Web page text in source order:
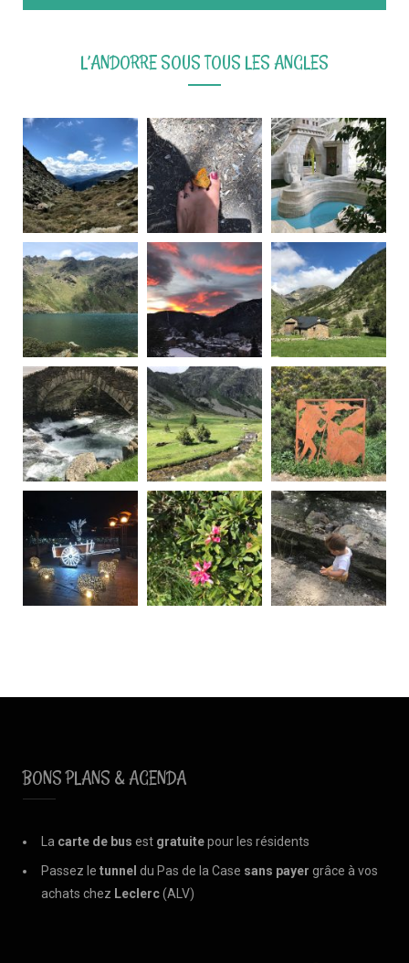
L’ANDORRE SOUS TOUS LES ANGLES
BONS PLANS & AGENDA
La carte de bus est gratuitepour les résidents
Passez le tunnel du Pas de la Case sans payer grâce à vos
achats chez Leclerc(ALV)